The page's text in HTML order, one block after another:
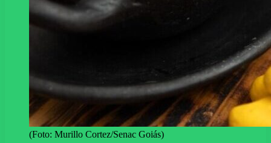
(Foto: Murillo Cortez/Senac Goiás)